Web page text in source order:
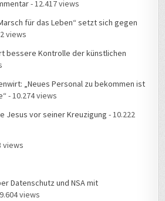
- 12.417 views
für das Leben“ setzt sich gegen
views
bessere Kontrolle der künstlichen
„Neues Personal zu bekommen ist
- 10.274 views
Jesus vor seiner Kreuzigung - 10.222
views
Datenschutz und NSA mit
views